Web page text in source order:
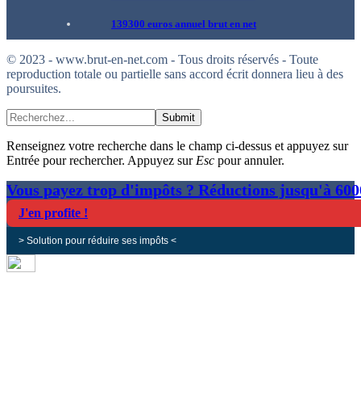
139300 euros annuel brut en net
© 2023 - www.brut-en-net.com - Tous droits réservés - Toute
reproduction totale ou partielle sans accord écrit donnera lieu à des
poursuites.
Submit
Renseignez votre recherche dans le champ ci-dessus et appuyez sur
Entrée pour rechercher. Appuyez sur Esc pour annuler.
Vous payez trop d'impôts ? Réductions jusqu'à
J'en profite !
> Solution pour réduire ses impôts <